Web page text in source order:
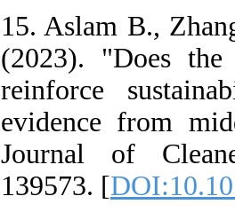
15. Aslam B.,
(2023). "Does
reinforce
evidence from
Journal of
139573. [